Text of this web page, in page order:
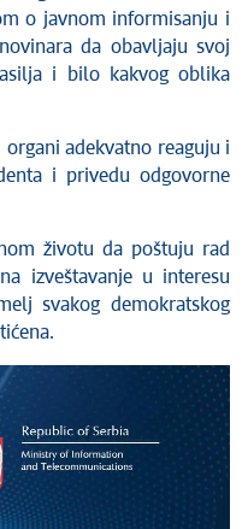
o javnom informisanju i
da obavljaju svoj
i bilo kakvog oblika
adekvatno reaguju i
i privedu odgovorne
životu da poštuju rad
izveštavanje u interesu
svakog demokratskog